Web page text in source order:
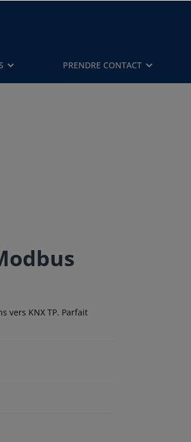
PRENDRE CONTACT
vers KNX TP. Parfait